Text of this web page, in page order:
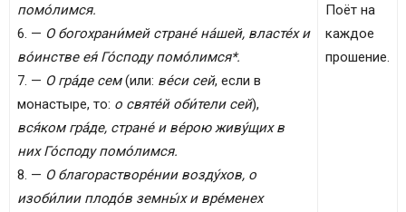
помо́лимся.
6. — О богохрани́мей стране́ на́шей, власте́х и
во́инстве ея́ Го́споду помо́лимся*.
7. — О гра́де сем(или: ве́си сей, если в
монастыре, то: о святе́й оби́тели сей),
вся́ком гра́де, стране́ и ве́рою живу́щих в
них Го́споду помо́лимся.
8. — О благорастворе́нии возду́хов, о
изоби́лии плодо́в земны́х и вре́менех
Поёт на
каждое
прошение.